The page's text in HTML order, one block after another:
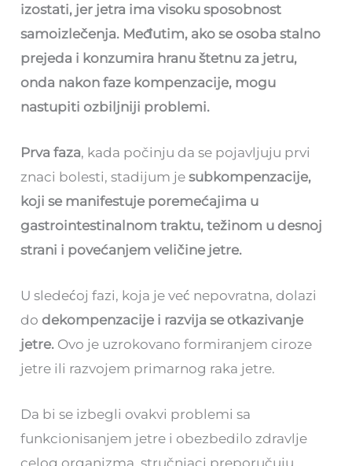
izostati, jer jetra ima visoku sposobnost
samoizlečenja. Međutim, ako se osoba stalno
prejeda i konzumira hranu štetnu za jetru,
onda nakon faze kompenzacije, mogu
nastupiti ozbiljniji problemi.
Prva faza, kada počinju da se pojavljuju prvi
znaci bolesti, stadijum jesubkompenzacije,
koji se manifestuje poremećajima u
gastrointestinalnom traktu, težinom u desnoj
strani i povećanjem veličine jetre.
U sledećoj fazi, koja je već nepovratna, dolazi
do dekompenzacije i razvija se otkazivanje
jetre. Ovo je uzrokovano formiranjem ciroze
jetre ili razvojem primarnog raka jetre.
Da bi se izbegli ovakvi problemi sa
funkcionisanjem jetre i obezbedilo zdravlje